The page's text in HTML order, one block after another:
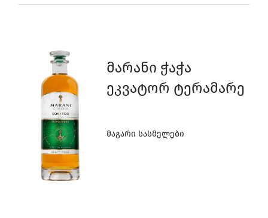
Მარანი Ჭაჭა
Ეკვატორ Ტერამარე
Მაგარი Სასმელები